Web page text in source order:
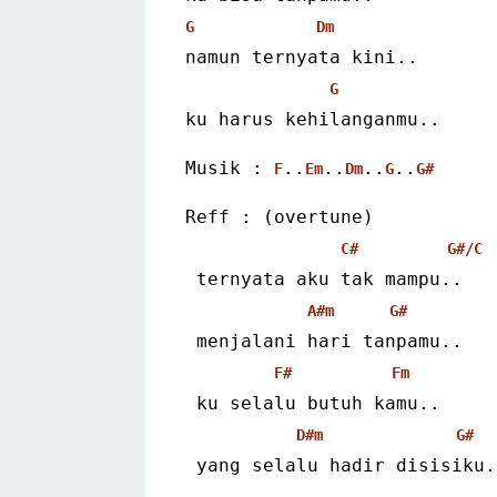
G Dm
namun ternyata kini..
G
ku harus kehilanganmu..
Musik : F.. Em.. Dm.. G.. G#
Reff : (overtune)
C# G#/C
ternyata aku tak mampu..
A#m G#
menjalani hari tanpamu..
F# Fm
ku selalu butuh kamu..
D#m G#
yang selalu hadir